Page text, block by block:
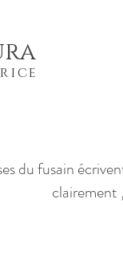
du fusain
clairement